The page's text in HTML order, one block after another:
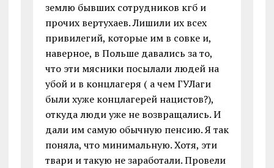
землю бывших сотрудников кгб и
прочих вертухаев. Лишили их всех
привилегий, которые им в совке и,
наверное, в Польше давались за то,
что эти мясники посылали людей на
убой и в концлагеря ( а чем ГУЛаги
были хуже концлагерей нацистов?),
откуда люди уже не возвращались. И
дали им самую обычную пенсию. Я так
поняла, что минимальную. Хотя, эти
твари и такую не заработали. Провели